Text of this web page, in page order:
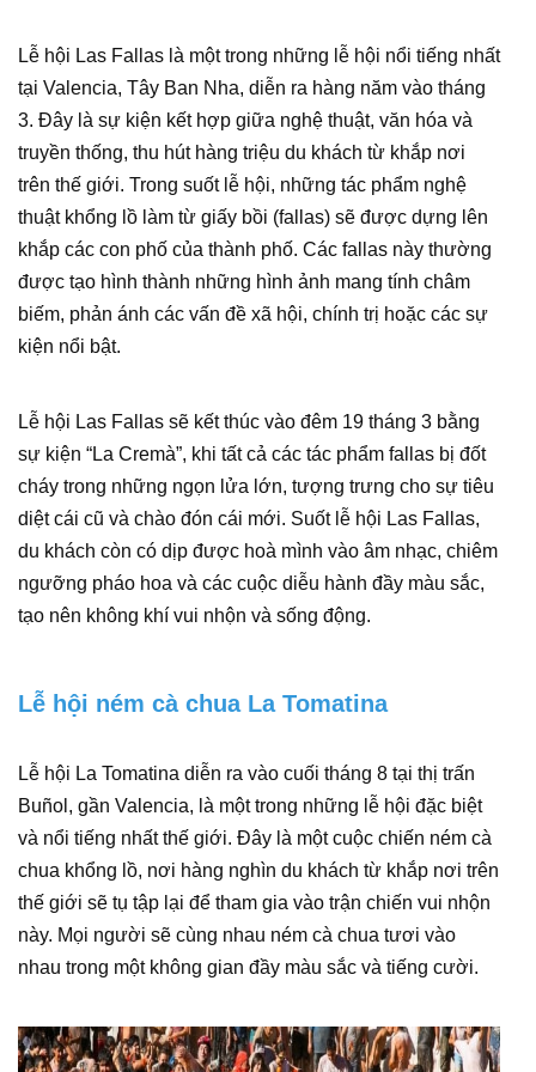
Lễ hội Las Fallas là một trong những lễ hội nổi tiếng nhất
tại Valencia, Tây Ban Nha, diễn ra hàng năm vào tháng
3. Đây là sự kiện kết hợp giữa nghệ thuật, văn hóa và
truyền thống, thu hút hàng triệu du khách từ khắp nơi
trên thế giới. Trong suốt lễ hội, những tác phẩm nghệ
thuật khổng lồ làm từ giấy bồi (fallas) sẽ được dựng lên
khắp các con phố của thành phố. Các fallas này thường
được tạo hình thành những hình ảnh mang tính châm
biếm, phản ánh các vấn đề xã hội, chính trị hoặc các sự
kiện nổi bật.
Lễ hội Las Fallas sẽ kết thúc vào đêm 19 tháng 3 bằng
sự kiện “La Cremà”, khi tất cả các tác phẩm fallas bị đốt
cháy trong những ngọn lửa lớn, tượng trưng cho sự tiêu
diệt cái cũ và chào đón cái mới. Suốt lễ hội Las Fallas,
du khách còn có dịp được hoà mình vào âm nhạc, chiêm
ngưỡng pháo hoa và các cuộc diễu hành đầy màu sắc,
tạo nên không khí vui nhộn và sống động.
Lễ hội ném cà chua La Tomatina
Lễ hội La Tomatina diễn ra vào cuối tháng 8 tại thị trấn
Buñol, gần Valencia, là một trong những lễ hội đặc biệt
và nổi tiếng nhất thế giới. Đây là một cuộc chiến ném cà
chua khổng lồ, nơi hàng nghìn du khách từ khắp nơi trên
thế giới sẽ tụ tập lại để tham gia vào trận chiến vui nhộn
này. Mọi người sẽ cùng nhau ném cà chua tươi vào
nhau trong một không gian đầy màu sắc và tiếng cười.